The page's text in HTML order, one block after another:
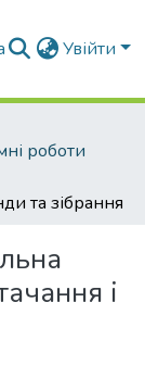
Увійти
роботи
та зібрання
і